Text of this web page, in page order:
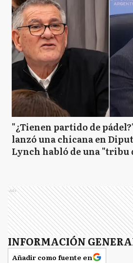
"¿Tienen partido de
lanzó una chicana en
Lynch habló de una "tribu
Ads
INFORMACIÓN
Añadir como fuente en